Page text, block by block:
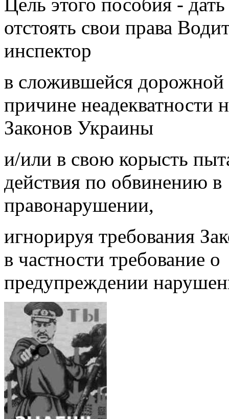
Цель этого пособия -
отстоять свои права
инспектор
в сложившейся дорожной
причине неадекватности
Законов Украины
и/или в свою корысть
действия по обвинению в
правонарушении,
игнорируя требования
в частности требование о
предупреждении